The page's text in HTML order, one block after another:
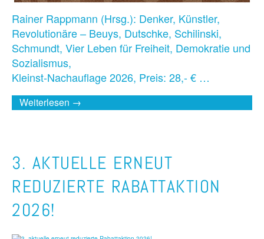
Rainer Rappmann (Hrsg.): Denker, Künstler,
Revolutionäre – Beuys, Dutschke, Schilinski,
Schmundt, Vier Leben für Freiheit, Demokratie und
Sozialismus,
Kleinst-Nachauflage 2026, Preis: 28,- € …
Weiterlesen →
3. AKTUELLE ERNEUT
REDUZIERTE RABATTAKTION
2026!